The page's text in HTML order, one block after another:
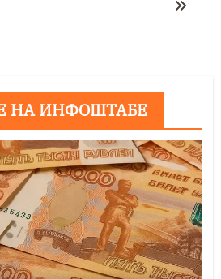
НА ИНФОШТАБЕ